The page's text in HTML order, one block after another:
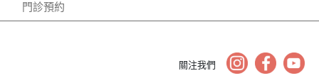
門診預約
關注我們